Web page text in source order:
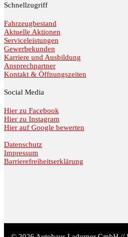
Schnellzugriff
Fahrzeugbestand
Aktuelle Aktionen
Serviceleistungen
Gewerbekunden
Karriere und Ausbildung
Ansprechpartner
Kontakt & Öffnungszeiten
Social Media
Hier zu Facebook
Hier zu Instagram
Hier auf Google bewerten
Datenschutz
Impressum
Barrierefreiheitserklärung